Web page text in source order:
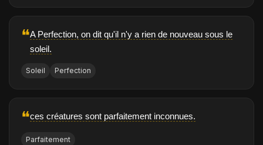
❝A Perfection, on dit qu'il n'y a rien de nouveau sous le
soleil.
Soleil Perfection
❝ces créatures sont parfaitement inconnues.
Parfaitement